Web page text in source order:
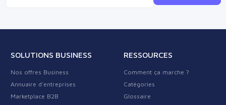
SOLUTIONS BUSINESS
Nos offres Business
Annuaire d'entreprises
Marketplace B2B
RESSOURCES
Comment ça marche ?
Catégories
Glossaire